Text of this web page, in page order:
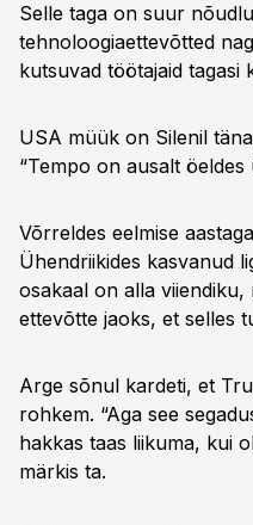
Selle taga on suur
tehnoloogiaettevõtted
kutsuvad töötajaid tagasi
USA müük on Silenil
“Tempo on ausalt öeldes
Võrreldes eelmise
Ühendriikides kasvanud
osakaal on alla
ettevõtte jaoks, et selles
Arge sõnul kardeti, et
rohkem. “Aga see
hakkas taas liikuma, kui
märkis ta.